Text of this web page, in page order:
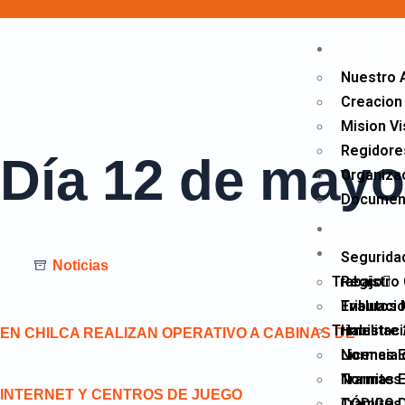
Nuestro
Mision
Trabajo
Trimestre
Normas
Normas
TRAMITES
Registro
Tributos
Licencia
Tramites
Día12 de
Noticias
EN CHILCA REALIZAN OPERATIVO A CABINAS DE
INTERNET Y CENTROS DE JUEGO